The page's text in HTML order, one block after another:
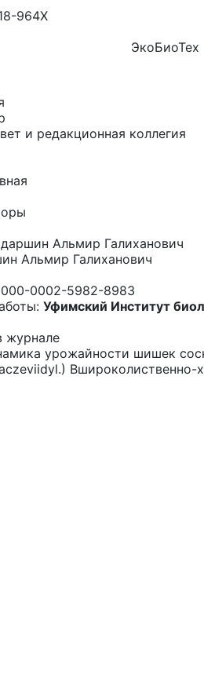
964X
ЭкоБиоТех
и редакционная коллегия
Альмир Галиханович
Альмир Галиханович
0002-5982-8983
Уфимский Институт
журнале
урожайности шишек
Вшироколиственно-